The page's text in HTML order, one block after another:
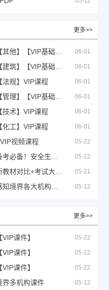
更多>>
06-01
06-01
法规】VIP课程 06-01
06-01
技术】VIP课程 06-01
化工】VIP课程 06-01
视频课程 05-22
05-22
05-21
05-12
更多>>
课件】 05-22
课件】 05-22
课件】 05-22
界多机构课件 05-12